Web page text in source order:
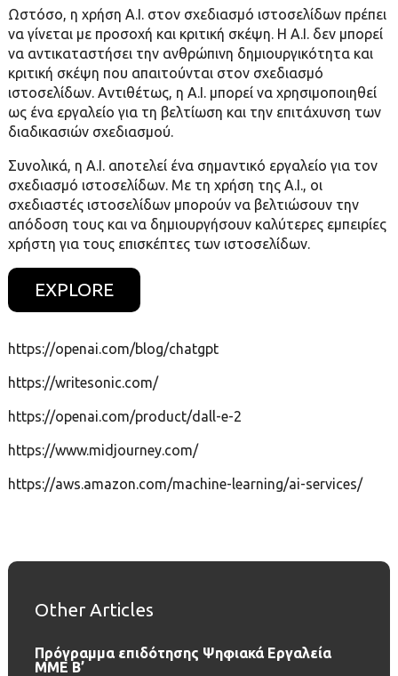
Ωστόσο, η χρήση A.I. στον σχεδιασμό ιστοσελίδων πρέπει
να γίνεται με προσοχή και κριτική σκέψη. Η A.I. δεν μπορεί
να αντικαταστήσει την ανθρώπινη δημιουργικότητα και
κριτική σκέψη που απαιτούνται στον σχεδιασμό
ιστοσελίδων. Αντιθέτως, η A.I. μπορεί να χρησιμοποιηθεί
ως ένα εργαλείο για τη βελτίωση και την επιτάχυνση των
διαδικασιών σχεδιασμού.
Συνολικά, η A.I. αποτελεί ένα σημαντικό εργαλείο για τον
σχεδιασμό ιστοσελίδων. Με τη χρήση της A.I., οι
σχεδιαστές ιστοσελίδων μπορούν να βελτιώσουν την
απόδοση τους και να δημιουργήσουν καλύτερες εμπειρίες
χρήστη για τους επισκέπτες των ιστοσελίδων.
EXPLORE
https://openai.com/blog/chatgpt
https://writesonic.com/
https://openai.com/product/dall-e-2
https://www.midjourney.com/
https://aws.amazon.com/machine-learning/ai-services/
Other Articles
Πρόγραμμα επιδότησης Ψηφιακά Εργαλεία
ΜΜΕ B’